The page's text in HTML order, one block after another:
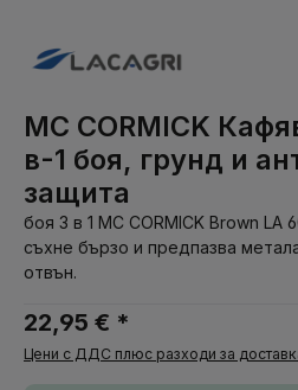
MC CORMICK
в-1 боя, грунд и
защита
боя 3 в 1 MC CORMICK Brown LA
съхне бързо и предпазва
отвън.
22,95 € *
Цени с ДДС плюс разходи за